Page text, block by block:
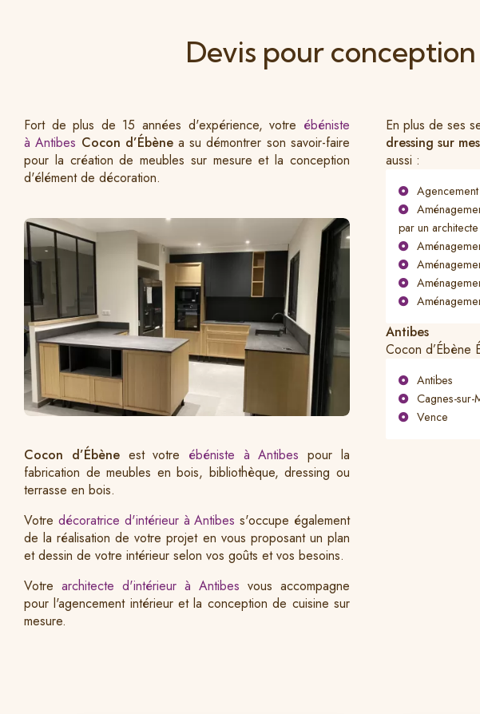
Devis pour
Fort de plus de 15 années d'expérience, votre ébéniste
à Antibes Cocon d’Ébènea su démontrer son savoir-faire
pour la création de meubles sur mesure et la conception
d'élément de décoration.
Cocon d’Ébène est votre ébéniste à Antibes pour la
fabrication de meubles en bois, bibliothèque, dressing ou
terrasse en bois.
Votre décoratrice d'intérieur à Antibes s'occupe également
de la réalisation de votre projet en vous proposant un plan
et dessin de votre intérieur selon vos goûts et vos besoins.
Votre architecte d'intérieur à Antibes vous accompagne
pour l'agencement intérieur et la conception de cuisine sur
mesure.
En plus de ses
dressing sur
aussi :
par un
Antibes
Cocon d’Ébène
Antibes
Cagnes-sur-
Vence